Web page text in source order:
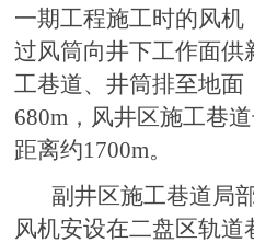
一期工程施工时的风机
过风筒向井下工作面
工巷道、井筒排至地面
680m，风井区施工巷
距离约1700m。
副井区施工巷道局
风机安设在二盘区轨道